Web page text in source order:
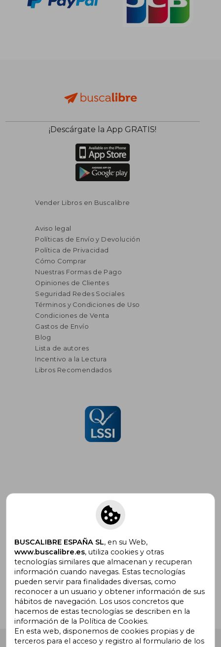
¡Descárgate la App GRATIS!
Vender Libros en Buscalibre
Aviso legal
Políticas de Envío y Devolución
Política de Privacidad
Cómo Comprar
Nuestras Formas de Pago
Opiniones de Clientes
Seguridad Redes Sociales
Términos y Condiciones de Uso
Condiciones de Venta
Gastos de Envío
Blog
Lista de autores
Incentivo a la Lectura
Libros Recomendados
Suscríbete para recibir ofertas y
promociones
¿Necesitas ayuda?
Ir a Centro de Soporte
Buscalibre España . Calle Energía, 65, Nave 3 (08940),
BUSCALIBRE ESPAÑA SL, en su Web,
www.buscalibre.es, utiliza cookies y otras
tecnologías similares que almacenan y recuperan
información cuando navegas. Estas tecnologías
pueden servir para finalidades diversas, como
reconocer a un usuario y obtener información de sus
hábitos de navegación. Los usos concretos que
hacemos de estas tecnologías se describen en la
información de la Política de Cookies.
En esta web, disponemos de cookies propias y de
terceros para el acceso y registro al formulario de los